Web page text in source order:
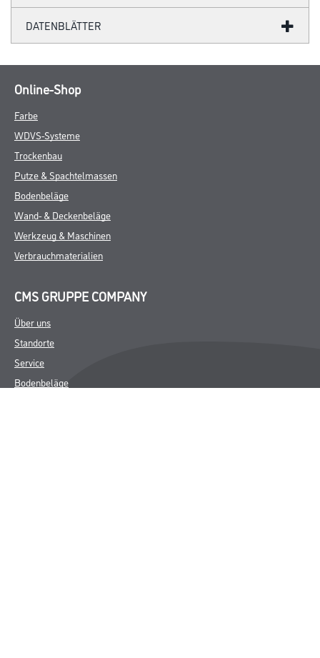
DATENBLÄTTER
Online-Shop
Farbe
WDVS-Systeme
Trockenbau
Putze & Spachtelmassen
Bodenbeläge
Wand- & Deckenbeläge
Werkzeug & Maschinen
Verbrauchmaterialien
CMS GRUPPE COMPANY
Über uns
Standorte
Service
Bodenbeläge